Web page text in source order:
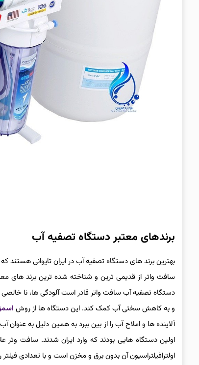
برندهای معتبر دستگاه تصفیه آب
بهترین برند های دستگاه تصفیه آب در ایران تایوانی
دستگاه تصفیه آب سافت واتر قادر است آلودگی ها، نا خالصی
و به کاهش سختی آب کمک کند. این دستگاه ها از روش
آلاینده ها و املاح آب را از بین ببرد به همین دلیل به
اولین دستگاه هایی بودند که وارد ایران شدند. سافت وتر
اولترافیلتراسیون آن بدون برق و مخزن است و با تعدادی فیلتر